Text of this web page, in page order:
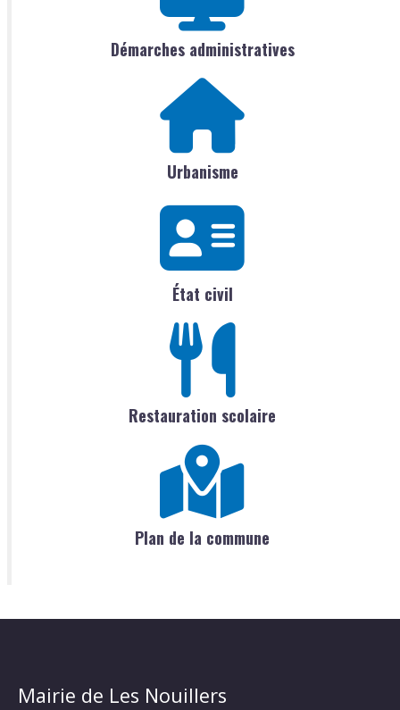
Démarches administratives
Urbanisme
État civil
Restauration scolaire
Plan de la commune
Mairie de Les Nouillers